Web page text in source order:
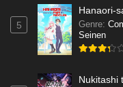
5
Hanaori-
Genre:
Seinen
Nukitashi